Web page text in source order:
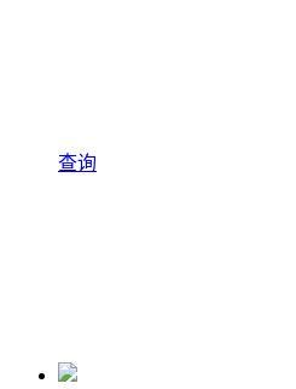
查询